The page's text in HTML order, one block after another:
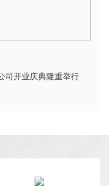
司开业庆典隆重举行